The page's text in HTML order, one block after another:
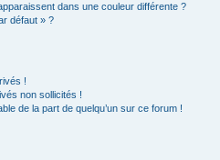
dans une couleur différente ?
défaut » ?
!
non sollicités !
de la part de quelqu’un sur ce forum !